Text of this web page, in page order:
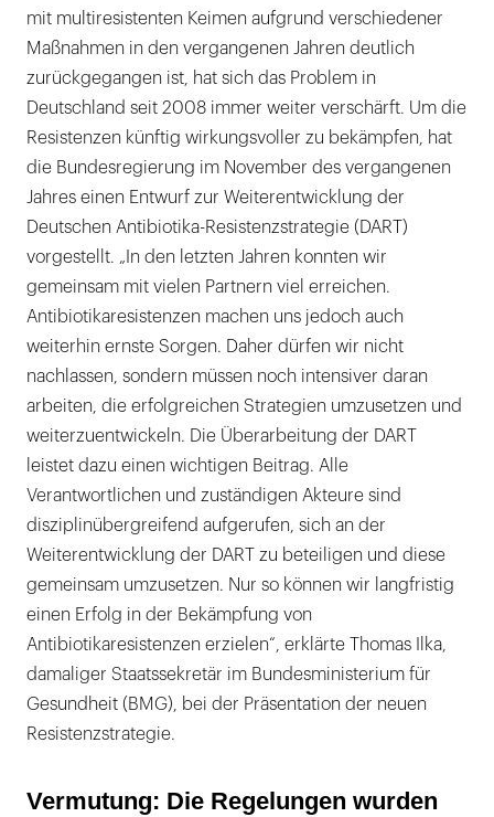
mit multiresistenten Keimen aufgrund verschiedener
Maßnahmen in den vergangenen Jahren deutlich
zurückgegangen ist, hat sich das Problem in
Deutschland seit 2008 immer weiter verschärft. Um die
Resistenzen künftig wirkungsvoller zu bekämpfen, hat
die Bundesregierung im November des vergangenen
Jahres einen Entwurf zur Weiterentwicklung der
Deutschen Antibiotika-Resistenzstrategie (DART)
vorgestellt. „In den letzten Jahren konnten wir
gemeinsam mit vielen Partnern viel erreichen.
Antibiotikaresistenzen machen uns jedoch auch
weiterhin ernste Sorgen. Daher dürfen wir nicht
nachlassen, sondern müssen noch intensiver daran
arbeiten, die erfolgreichen Strategien umzusetzen und
weiterzuentwickeln. Die Überarbeitung der DART
leistet dazu einen wichtigen Beitrag. Alle
Verantwortlichen und zuständigen Akteure sind
disziplinübergreifend aufgerufen, sich an der
Weiterentwicklung der DART zu beteiligen und diese
gemeinsam umzusetzen. Nur so können wir langfristig
einen Erfolg in der Bekämpfung von
Antibiotikaresistenzen erzielen“, erklärte Thomas Ilka,
damaliger Staatssekretär im Bundesministerium für
Gesundheit (BMG), bei der Präsentation der neuen
Resistenzstrategie.
Vermutung: Die Regelungen wurden